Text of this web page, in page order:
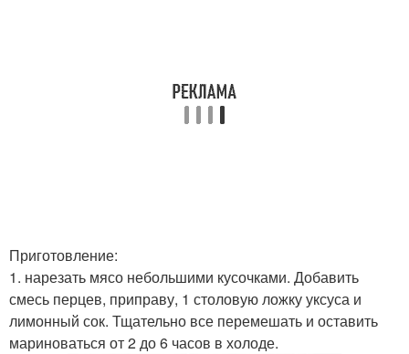
Приготовление:
1. нарезать мясо небольшими кусочками. Добавить
смесь перцев, приправу, 1 столовую ложку уксуса и
лимонный сок. Тщательно все перемешать и оставить
мариноваться от 2 до 6 часов в холоде.